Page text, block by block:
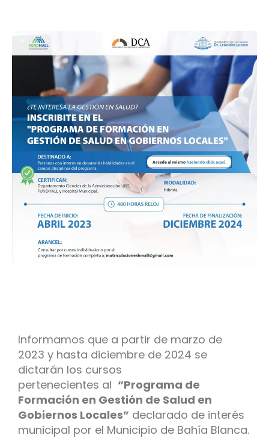
Informamos que a partir de marzo de
2023 y hasta diciembre de 2024 se
dictarán los cursos
pertenecientes al “Programa de
Formación en Gestión de Salud en
Gobiernos Locales” declarado de interés
municipal por el Municipio de Bahía Blanca.